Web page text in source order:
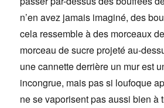
n’en avez jamais imaginé, des
cela ressemble à des morceaux
morceau de sucre projeté au-
une cannette derrière un mur est
incongrue, mais pas si loufoque
ne se vaporisent pas aussi bien à